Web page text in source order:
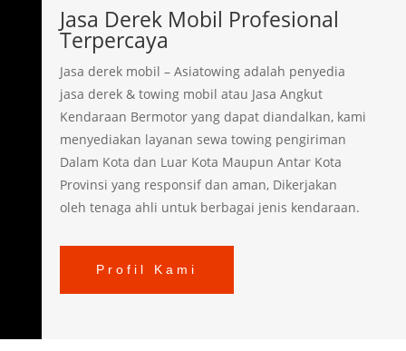
Jasa Derek Mobil Profesional
Terpercaya
Jasa derek mobil – Asiatowing adalah penyedia
jasa derek & towing mobil atau Jasa Angkut
Kendaraan Bermotor yang dapat diandalkan, kami
menyediakan layanan sewa towing pengiriman
Dalam Kota dan Luar Kota Maupun Antar Kota
Provinsi yang responsif dan aman, Dikerjakan
oleh tenaga ahli untuk berbagai jenis kendaraan.
Profil Kami